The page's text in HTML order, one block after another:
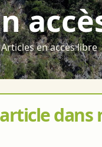
Articles en accès libre